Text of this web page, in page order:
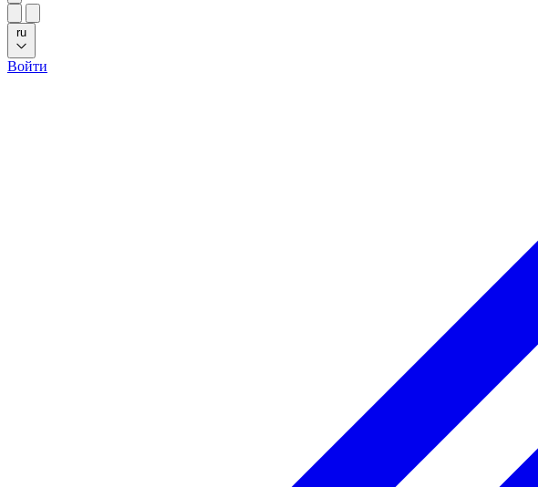
ru
Войти